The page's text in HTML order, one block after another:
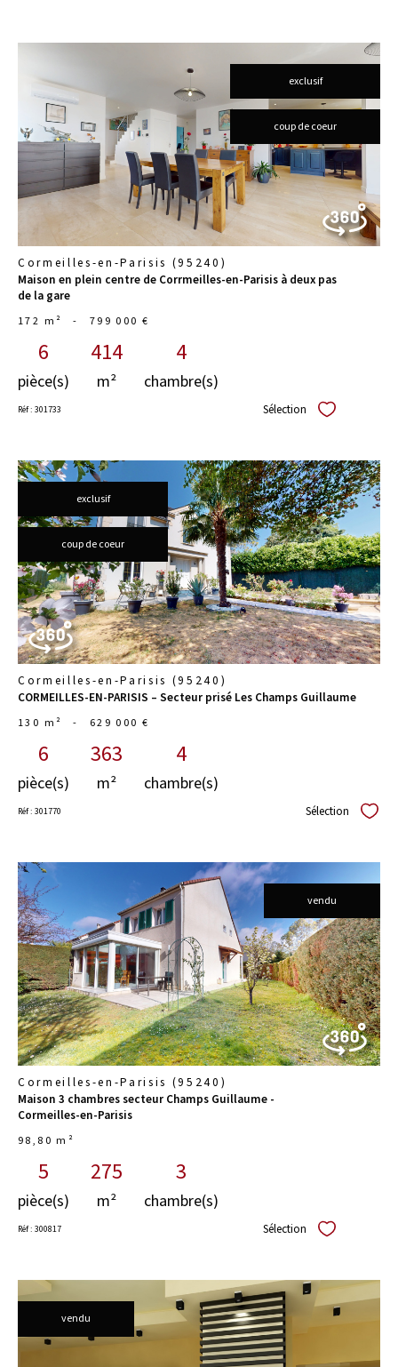
exclusif
coup de coeur
voir le
bien
Cormeilles-en-Parisis (95240)
Maison en plein centre de Corrmeilles-en-Parisis à deux pas
de la gare
172 m² - 799 000 €
6
pièce(s)
414
m²
4
chambre(s)
Réf : 301733 Sélection Sélectionner
exclusif
coup de coeur voir le
bien
Cormeilles-en-Parisis (95240)
CORMEILLES-EN-PARISIS – Secteur prisé Les Champs Guillaume
130 m² - 629 000 €
6
pièce(s)
363
m²
4
chambre(s)
Réf : 301770 Sélection
vendu
voir le
bien
Cormeilles-en-Parisis (95240)
Maison 3 chambres secteur Champs Guillaume -
Cormeilles-en-Parisis
98,80 m²
5
pièce(s)
275
m²
3
chambre(s)
Réf : 300817 Sélection Sélectionner
vendu